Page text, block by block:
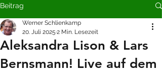
Beitrag
Aleksandra Lison & Lars
Bernsmann! Live auf dem
Werner Schlienkamp
20. Juli 2025 2 Min. Lesezeit